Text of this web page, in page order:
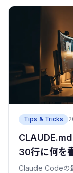
Tips & Tricks
30行に何を
Claude Codeの